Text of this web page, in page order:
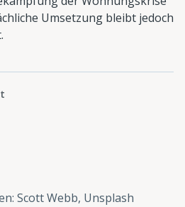
Umsetzung bleibt jedoch
: Scott Webb, Unsplash